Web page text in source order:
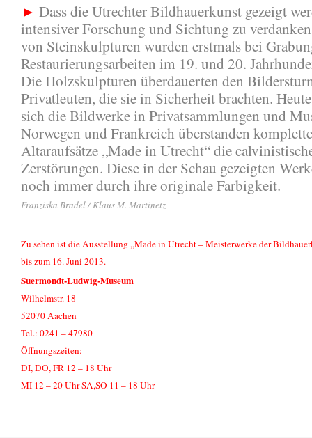
► Dass die Utrechter Bildhauerkunst gezeigt
intensiver Forschung und Sichtung zu
von Steinskulpturen wurden erstmals bei
Restaurierungsarbeiten im 19. und 20.
Die Holzskulpturen überdauerten den
Privatleuten, die sie in Sicherheit brachten.
sich die Bildwerke in Privatsammlungen und
Norwegen und Frankreich überstanden komplette
Altaraufsätze „Made in Utrecht“ die
Zerstörungen. Diese in der Schau gezeigten
noch immer durch ihre originale Farbigkeit.
Franziska Bradel / Klaus M. Martinetz
Zu sehen ist die Ausstellung „Made in Utrecht – Meisterwerke der
bis zum 16. Juni 2013.
Suermondt-Ludwig-Museum
Wilhelmstr. 18
52070 Aachen
Tel.: 0241 – 47980
Öffnungszeiten:
DI, DO, FR 12 – 18 Uhr
MI 12 – 20 Uhr SA,SO 11 – 18 Uhr